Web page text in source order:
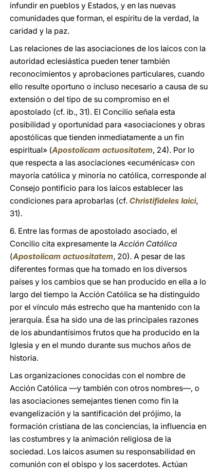
infundir en pueblos y Estados, y en las nuevas
comunidades que forman, el espíritu de la verdad, la
caridad y la paz.
Las relaciones de las asociaciones de los laicos con la
autoridad eclesiástica pueden tener también
reconocimientos y aprobaciones particulares, cuando
ello resulte oportuno o incluso necesario a causa de su
extensión o del tipo de su compromiso en el
apostolado (cf. ib., 31). El Concilio señala esta
posibilidad y oportunidad para «asociaciones y obras
apostólicas que tienden inmediatamente a un fin
espiritual» (Apostolicam actuositatem, 24). Por lo
que respecta a las asociaciones «ecuménicas» con
mayoría católica y minoría no católica, corresponde al
Consejo pontificio para los laicos establecer las
condiciones para aprobarlas (cf. Christifideles laici,
31).
6. Entre las formas de apostolado asociado, el
Concilio cita expresamente laAcción Católica
(Apostolicam actuositatem, 20). A pesar de las
diferentes formas que ha tomado en los diversos
países y los cambios que se han producido en ella a lo
largo del tiempo la Acción Católica se ha distinguido
por el vínculo más estrecho que ha mantenido con la
jerarquía. Ésa ha sido una de las principales razones
de los abundantísimos frutos que ha producido en la
Iglesia y en el mundo durante sus muchos años de
historia.
Las organizaciones conocidas con el nombre de
Acción Católica ―y también con otros nombres―, o
las asociaciones semejantes tienen como fin la
evangelización y la santificación del prójimo, la
formación cristiana de las conciencias, la influencia en
las costumbres y la animación religiosa de la
sociedad. Los laicos asumen su responsabilidad en
comunión con el obispo y los sacerdotes. Actúan